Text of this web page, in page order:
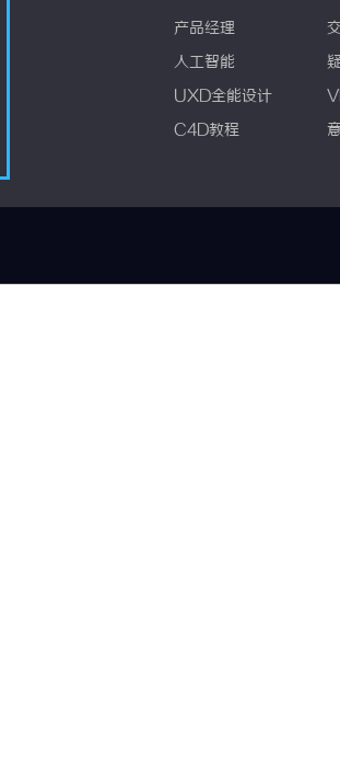
产品经理
人工智能
UXD全能设计
C4D教程